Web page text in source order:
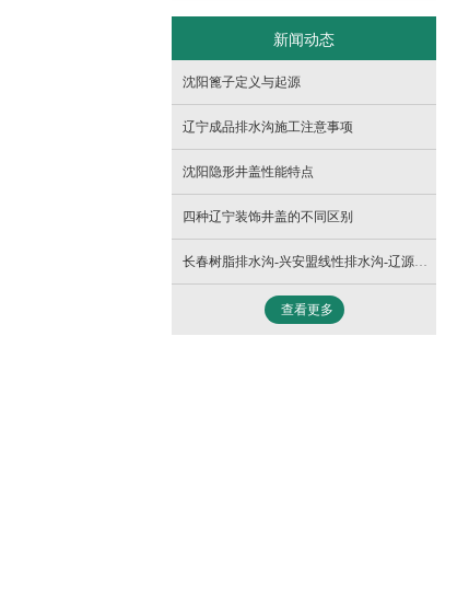
新闻动态
沈阳篦子定义与起源
辽宁成品排水沟施工注意事项
沈阳隐形井盖​性能特点
四种辽宁装饰井盖的不同区别
长春树脂排水沟-兴安盟线性排水沟-辽源线性排水沟
查看更多